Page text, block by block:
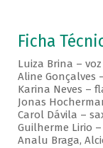
Ficha
Luiza Brina –
Aline Gonçalves
Karina Neves –
Jonas
Carol Dávila –
Guilherme Lirio
Analu Braga,